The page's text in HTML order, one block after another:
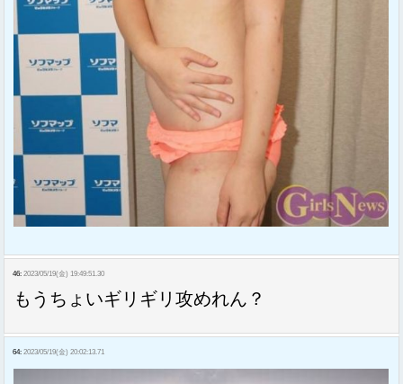
46: 2023/05/19(金) 19:49:51.30
もうちょいギリギリ攻めれん？
64: 2023/05/19(金) 20:02:13.71